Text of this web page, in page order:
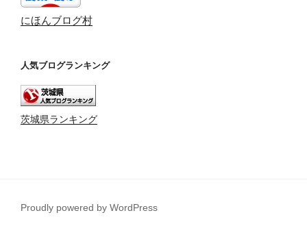
にほんブログ村
人気ブログランキング
茨城県ランキング
Proudly powered by WordPress